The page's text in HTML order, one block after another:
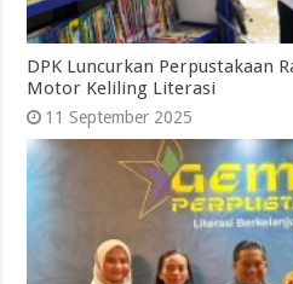
DPK Luncurkan Perpustakaan
Motor Keliling Literasi
11 September 2025